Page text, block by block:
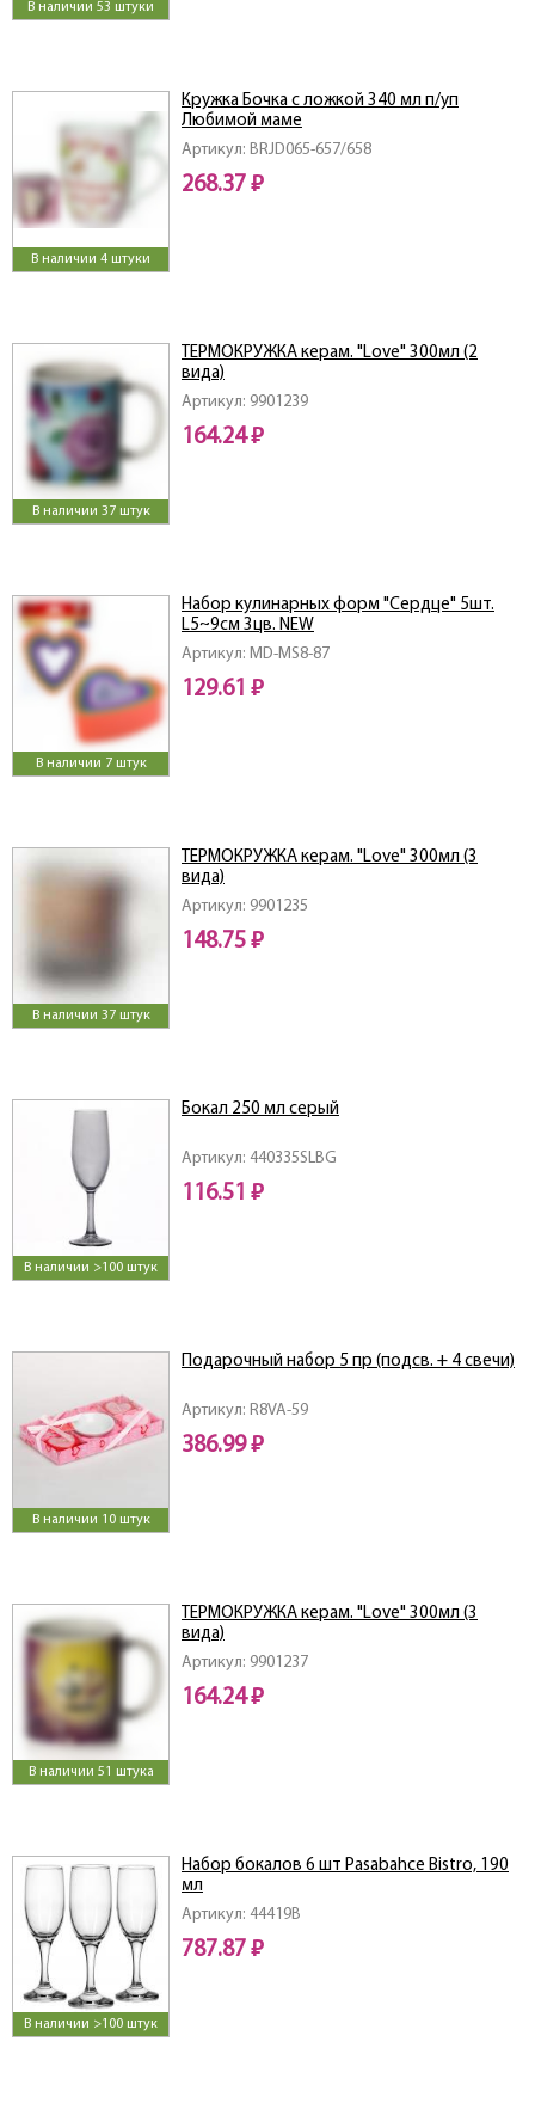
В наличии 53 штуки
В наличии 4 штуки
Артикул: BRJD065-657/658
Кружка Бочка с ложкой 340 мл п/уп
Любимой маме
268.37 ₽
В наличии 37 штук
Артикул: 9901239
ТЕРМОКРУЖКА керам. "Love" 300мл (2
вида)
164.24 ₽
В наличии 7 штук
Артикул: MD-MS8-87
Набор кулинарных форм "Сердце" 5шт.
L5~9см 3цв. NEW
129.61 ₽
В наличии 37 штук
Артикул: 9901235
ТЕРМОКРУЖКА керам. "Love" 300мл (3
вида)
148.75 ₽
В наличии >100 штук
Артикул: 440335SLBG
Бокал 250 мл серый
116.51 ₽
В наличии 10 штук
Артикул: R8VA-59
Подарочный набор 5 пр (подсв. + 4 свечи)
386.99 ₽
В наличии 51 штука
Артикул: 9901237
ТЕРМОКРУЖКА керам. "Love" 300мл (3
вида)
164.24 ₽
В наличии >100 штук
Артикул: 44419B
Набор бокалов 6 шт Pasabahce Bistro, 190
мл
787.87 ₽